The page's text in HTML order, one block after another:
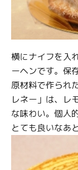
横にナイフを入
ーヘンです。保
原材料で作られ
レネー」は、レ
な味わい。個人
とても良いなあ